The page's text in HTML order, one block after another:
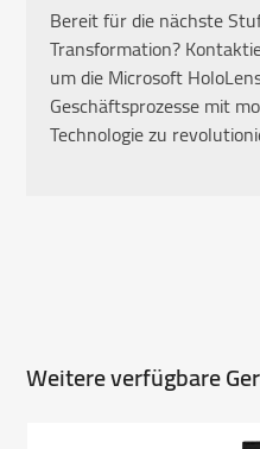
Bereit für die nächste
Transformation?
um die Microsoft
Geschäftsprozesse mit
Technologie zu
Weitere verfügbare